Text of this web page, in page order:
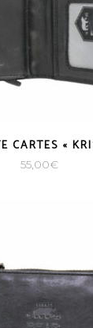
CARTES «
55,00€